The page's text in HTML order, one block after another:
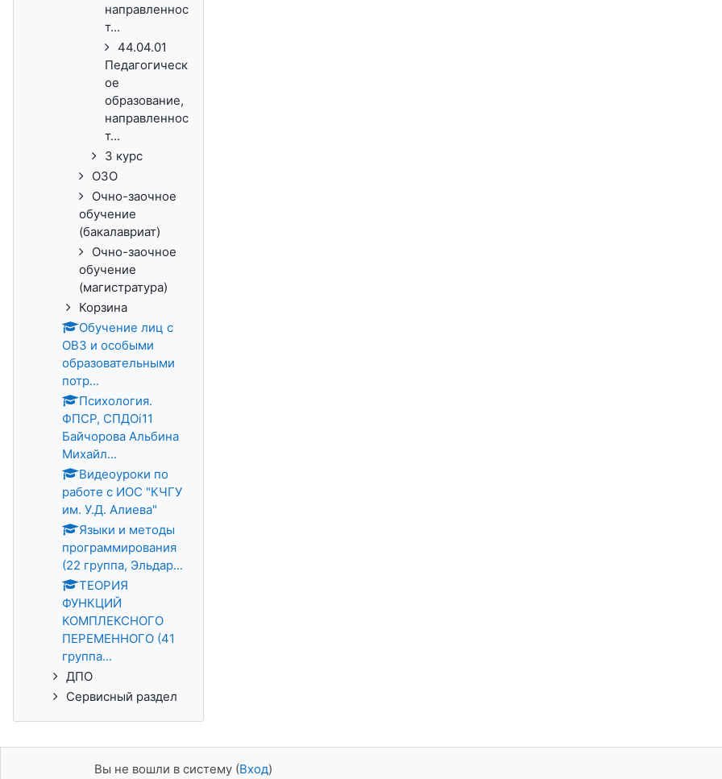
направленнос
т...
44.04.01
Педагогическ
ое
образование,
направленнос
т...
3 курс
ОЗО
Очно-заочное
обучение
(бакалавриат)
Очно-заочное
обучение
(магистратура)
Корзина
Обучение лиц с
ОВЗ и особыми
образовательными
потр...
Психология.
ФПСР, СПДОi11
Байчорова Альбина
Михайл...
Видеоуроки по
работе с ИОС "КЧГУ
им. У.Д. Алиева"
Языки и методы
программирования
(22 группа, Эльдар...
ТЕОРИЯ
ФУНКЦИЙ
КОМПЛЕКСНОГО
ПЕРЕМЕННОГО (41
группа...
ДПО
Сервисный раздел
Вы не вошли в систему (Вход)